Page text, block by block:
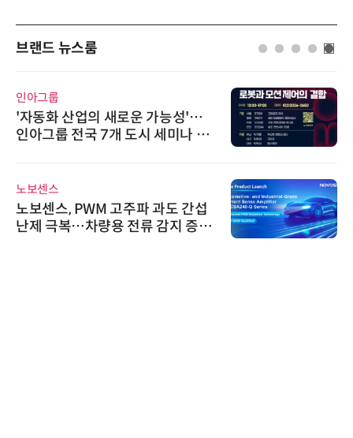
브랜드 뉴스룸
인아그룹
'자동화 산업의 새로운 가능성'…
인아그룹 전국 7개 도시 세미나 페
노보센스
노보센스, PWM 고주파 과도 간섭
난제 극복…차량용 전류 감지 증폭